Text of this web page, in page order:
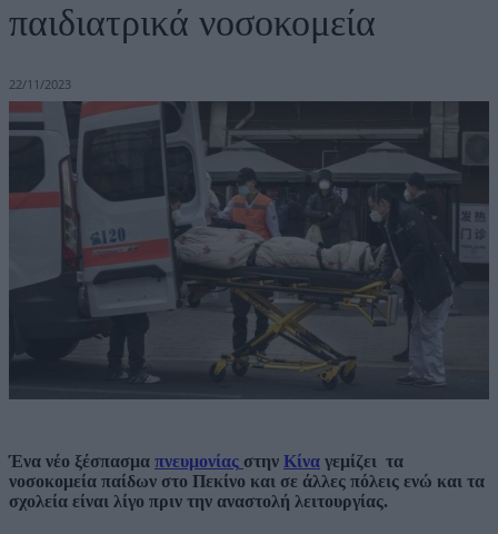
παιδιατρικά νοσοκομεία
22/11/2023
Ένα νέο ξέσπασμα πνευμονίας στην Κίνα γεμίζει τα
νοσοκομεία παίδων στο Πεκίνο και σε άλλες πόλεις ενώ και τα
σχολεία είναι λίγο πριν την αναστολή λειτουργίας.